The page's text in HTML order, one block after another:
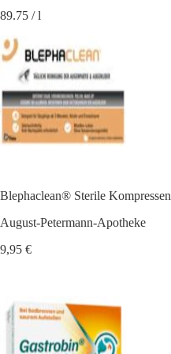
89.75 / l
Blephaclean® Sterile Kompressen
August-Petermann-Apotheke
9,95 €